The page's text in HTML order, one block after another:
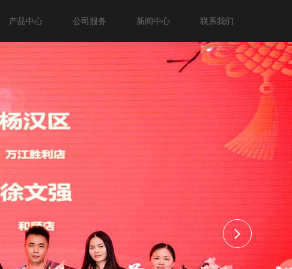
产品中心 公司服务 新闻中心 联系我们